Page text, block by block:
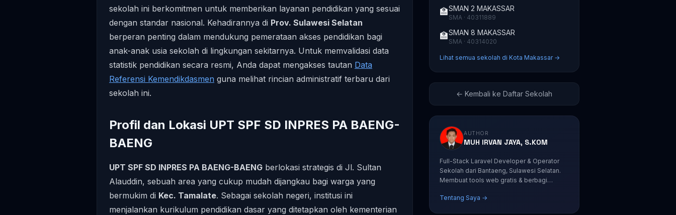
sekolah ini berkomitmen untuk memberikan layanan pendidikan yang sesuai
dengan standar nasional. Kehadirannya di Prov. Sulawesi Selatan
berperan penting dalam mendukung pemerataan akses pendidikan bagi
anak-anak usia sekolah di lingkungan sekitarnya. Untuk memvalidasi data
statistik pendidikan secara resmi, Anda dapat mengakses tautan Data
Referensi Kemendikdasmen guna melihat rincian administratif terbaru dari
sekolah ini.
Profil dan Lokasi UPT SPF SD INPRES PA BAENG-
BAENG
UPT SPF SD INPRES PA BAENG-BAENG berlokasi strategis di Jl. Sultan
Alauddin, sebuah area yang cukup mudah dijangkau bagi warga yang
bermukim di Kec. Tamalate. Sebagai sekolah negeri, institusi ini
menjalankan kurikulum pendidikan dasar yang ditetapkan oleh kementerian
🏫SMAN 2 MAKASSAR
SMA · 40311889
🏫SMAN 8 MAKASSAR
SMA · 40314020
Lihat semua sekolah di Kota Makassar →
← Kembali ke Daftar Sekolah
AUTHOR
MUH IRVAN JAYA, S.KOM
Full-Stack Laravel Developer & Operator
Sekolah dari Bantaeng, Sulawesi Selatan.
Membuat tools web gratis & berbagi
Tentang Saya →